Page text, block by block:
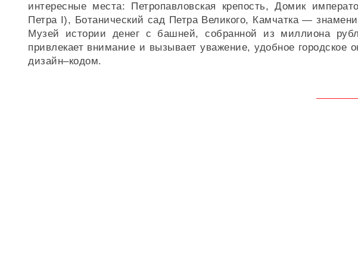
интересные места: Петропавловская крепость, Домик
Петра I), Ботанический сад Петра Великого, Камчатка —
Музей истории денег с башней, собранной из миллиона
привлекает внимание и вызывает уважение, удобное
дизайн–кодом.